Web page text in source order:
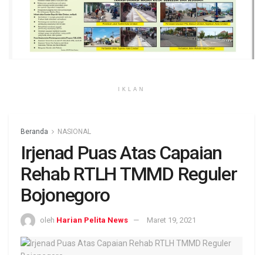
IKLAN
Beranda NASIONAL
Irjenad Puas Atas Capaian
Rehab RTLH TMMD Reguler
Bojonegoro
oleh Harian Pelita News Maret 19, 2021